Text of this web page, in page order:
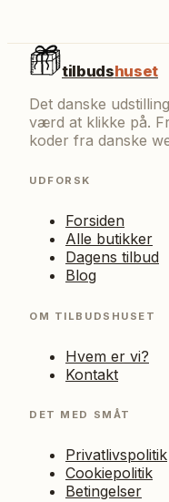
tilbudshuset
Det danske
værd at klikke på.
koder fra danske
UDFORSK
Forsiden
Alle butikker
Dagens tilbud
Blog
OM TILBUDSHUSET
Hvem er vi?
Kontakt
DET MED SMÅT
Privatlivspolitik
Cookiepolitik
Betingelser